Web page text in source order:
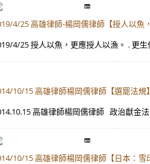
4/25 高雄律師-楊岡儒律師【授人以魚
4/25 授人以魚，更應授人以漁。 . 更
10/15 高雄律師楊岡儒律師【選罷法規
高雄律師楊岡儒律師 政治獻金
10/15 高雄律師楊岡儒律師【日本：